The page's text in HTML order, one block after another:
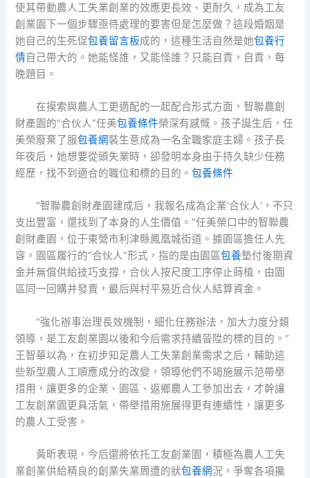
使其帶動農人工失業創業的效應更長效、更耐久，成為工友
創業園下一個步驟亟待處理的要害但是怎麼做？這段婚姻是
她自己的生死促包養留言板成的，這種生活自然是她包養行
情自己帶大的。她能怪誰，又能怪誰？只能自責，自責，每
晚題目。
在摸索與農人工更適配的一起配合形式方面，智聯農創
財產園的“合伙人”任美包養條件榮深有感慨。孩子誕生后，任
美榮廢棄了服包養網裝生意成為一名全職家庭主婦。孩子長
年夜后，她想要從頭失業時，卻發明本身由于持久缺少任務
經歷，找不到適合的職位和標的目的。包養條件
“智聯農創財產園建成后，我報名成為企業‘合伙人’，不只
支出豐富，還找到了本身的人生價值。”任美榮口中的智聯農
創財產園，位于東營市利津縣鳳凰城街道。據園區擔任人先
容，園區履行的“合伙人”形式，指的是由園區包養墊付後期資
金并無償供給技巧支撐，合伙人按尺度工序停止蒔植，由園
區同一回購并發賣，最后與村平易近合伙人結算資金。
“強化辦事治理長效機制，細化任務辦法，加大力度分類
領導，是工友創業園以後和今后需求持續晉陞的標的目的。”
王智華以為，在初步知足農人工失業創業需求之后，輔助這
些新型農人工順應成分的改變，領導他們不竭施展示范帶舉
措用，讓更多的企業、園區、返鄉農人工參加出去，才幹讓
工友創業園更具活氣，帶舉措用施展得更有連續性，讓更多
的農人工受害。
黃昕表現，今后還將依托工友創業園，積極為農人工失
業創業供給精良的創業失業周遭的狀包養網況，爭奪各項攙